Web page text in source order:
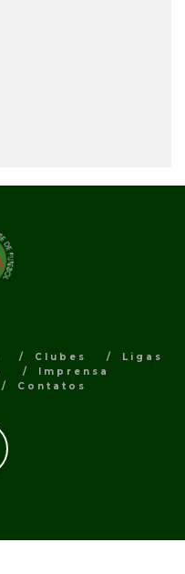
Clubes
Ligas
Imprensa
Contatos